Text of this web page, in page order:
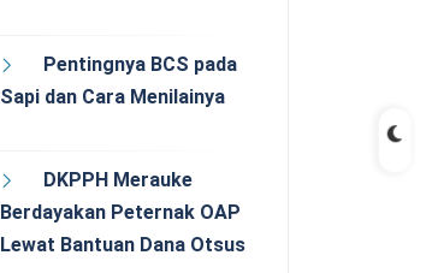
Pentingnya BCS pada
Sapi dan Cara Menilainya
DKPPH Merauke
Berdayakan Peternak OAP
Lewat Bantuan Dana Otsus